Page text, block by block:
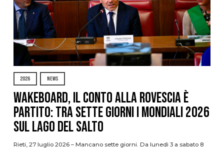
2026 NEWS
Wakeboard, il conto alla rovescia è
partito: tra sette giorni i Mondiali 2026
sul Lago del Salto
Rieti, 27 luglio 2026 – Mancano sette giorni. Da lunedì 3 a sabato 8